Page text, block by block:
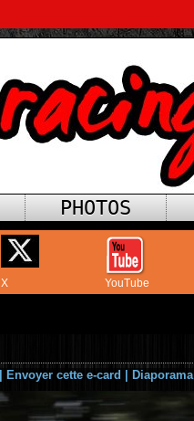
PHOTOS
X YouTube
Envoyer cette e-card Diaporama